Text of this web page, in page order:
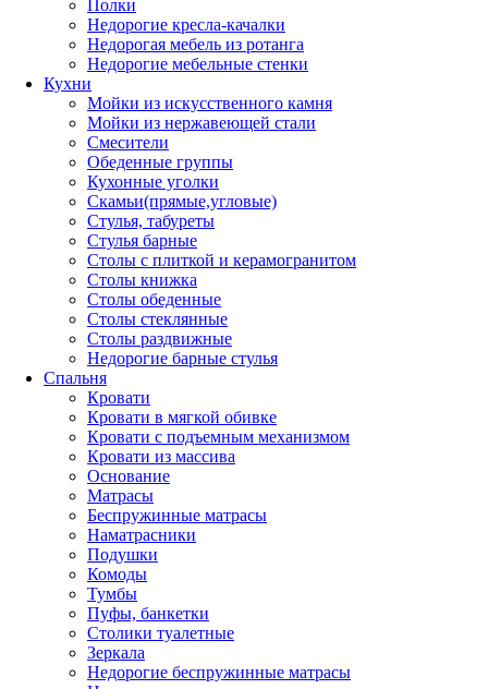
Полки
Недорогие кресла-качалки
Недорогая мебель из ротанга
Недорогие мебельные стенки
Кухни
Мойки из искусственного камня
Мойки из нержавеющей стали
Смесители
Обеденные группы
Кухонные уголки
Скамьи(прямые,угловые)
Стулья, табуреты
Стулья барные
Столы с плиткой и керамогранитом
Столы книжка
Столы обеденные
Столы стеклянные
Столы раздвижные
Недорогие барные стулья
Спальня
Кровати
Кровати в мягкой обивке
Кровати с подъемным механизмом
Кровати из массива
Основание
Матрасы
Беспружинные матрасы
Наматрасники
Подушки
Комоды
Тумбы
Пуфы, банкетки
Столики туалетные
Зеркала
Недорогие беспружинные матрасы